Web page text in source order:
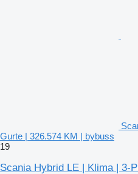
Gurte | 326.574 KM | bybuss
19
Scania Hybrid LE | Klima | 3-